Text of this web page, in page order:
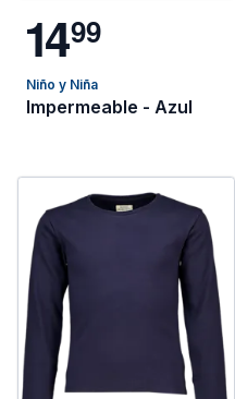
1499
Niño y Niña
Impermeable - Azul